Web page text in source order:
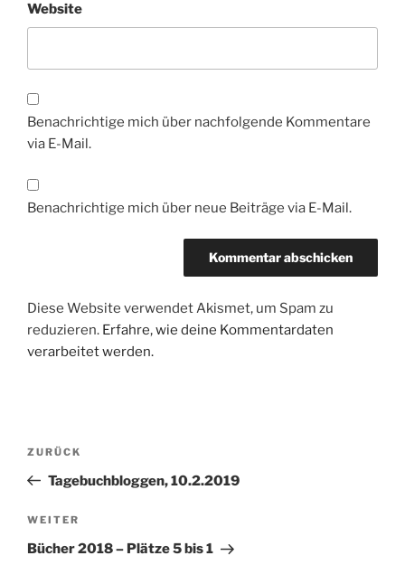
Website
Benachrichtige mich über nachfolgende Kommentare
via E-Mail.
Benachrichtige mich über neue Beiträge via E-Mail.
Diese Website verwendet Akismet, um Spam zu
reduzieren. Erfahre, wie deine Kommentardaten
verarbeitet werden.
Beitragsnavigation
Vorheriger
Beitrag
ZURÜCK
Tagebuchbloggen, 10.2.2019
Nächster
Beitrag
WEITER
Bücher 2018 – Plätze 5 bis 1